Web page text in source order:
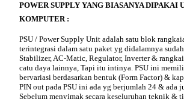
POWER SUPPLY YANG BIASANYA DIPAKAI
KOMPUTER :
PSU / Power Supply Unit adalah satu blok
terintegrasi dalam satu paket yg didalamnya
Stabilizer, AC-Matic, Regulator, Inverter &
catu daya lainnya, Tapi itu intinya. PSU ini
bervariasi berdasarkan bentuk (Form Factor) &
PIN out pada PSU ini ada yg berjumlah 24 & ada
Sebelum menyimak secara keseluruhan teknik &